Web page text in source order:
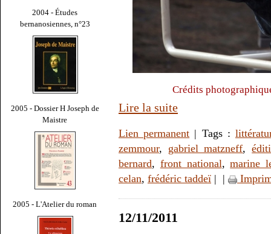
2004 - Études
bernanosiennes, n°23
2005 - Dossier H Joseph de
Maistre
2005 - L'Atelier du roman
Crédits
Lire la suite
Lien permanent | Tags :
zemmour, gabriel matzneff,
bernard, front national,marine
celan, frédéric taddeï | |
12/11/2011